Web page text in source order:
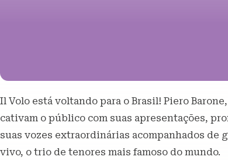
Il Volo está voltando para o Brasil! Piero
cativam o público com suas apresentações,
suas vozes extraordinárias acompanhados
vivo, o trio de tenores mais famoso do mundo.